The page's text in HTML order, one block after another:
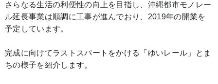
さらなる生活の利便性の向上を目指し、沖縄都市モノレー
ル延長事業は順調に工事が進んでおり、2019年の開業を
予定しています。
完成に向けてラストスパートをかける「ゆいレール」とま
ちの様子を紹介します。